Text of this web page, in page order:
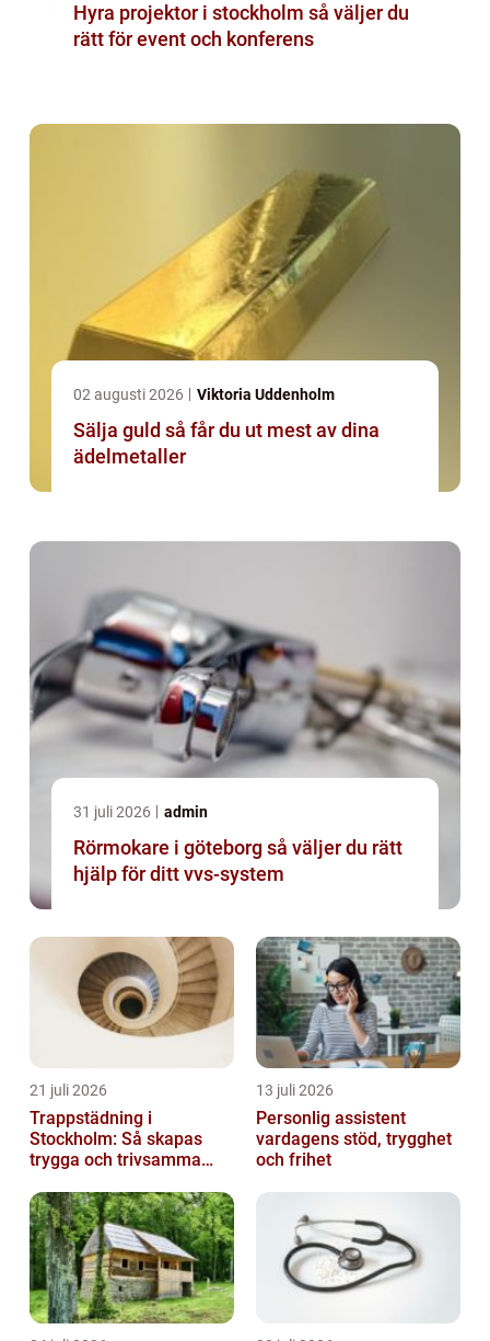
Hyra projektor i stockholm så väljer du
rätt för event och konferens
02 augusti 2026 Viktoria Uddenholm
Sälja guld så får du ut mest av dina
ädelmetaller
31 juli 2026 admin
Rörmokare i göteborg så väljer du rätt
hjälp för ditt vvs-system
21 juli 2026
Trappstädning i
Stockholm: Så skapas
trygga och trivsamma
13 juli 2026
Personlig assistent
vardagens stöd, trygghet
och frihet